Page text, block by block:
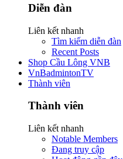
Diễn đàn
Liên kết nhanh
Tìm kiếm diễn đàn
Recent Posts
Shop Cầu Lông VNB
VnBadmintonTV
Thành viên
Thành viên
Liên kết nhanh
Notable Members
Đang truy cập